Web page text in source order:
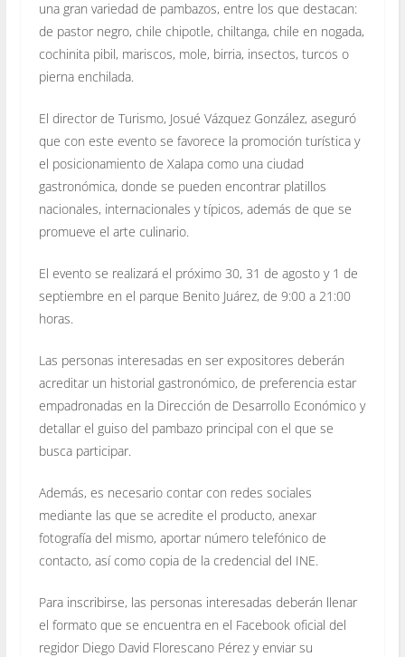
una gran variedad de pambazos, entre los que destacan:
de pastor negro, chile chipotle, chiltanga, chile en nogada,
cochinita pibil, mariscos, mole, birria, insectos, turcos o
pierna enchilada.
El director de Turismo, Josué Vázquez González, aseguró
que con este evento se favorece la promoción turística y
el posicionamiento de Xalapa como una ciudad
gastronómica, donde se pueden encontrar platillos
nacionales, internacionales y típicos, además de que se
promueve el arte culinario.
El evento se realizará el próximo 30, 31 de agosto y 1 de
septiembre en el parque Benito Juárez, de 9:00 a 21:00
horas.
Las personas interesadas en ser expositores deberán
acreditar un historial gastronómico, de preferencia estar
empadronadas en la Dirección de Desarrollo Económico y
detallar el guiso del pambazo principal con el que se
busca participar.
Además, es necesario contar con redes sociales
mediante las que se acredite el producto, anexar
fotografía del mismo, aportar número telefónico de
contacto, así como copia de la credencial del INE.
Para inscribirse, las personas interesadas deberán llenar
el formato que se encuentra en el Facebook oficial del
regidor Diego David Florescano Pérez y enviar su